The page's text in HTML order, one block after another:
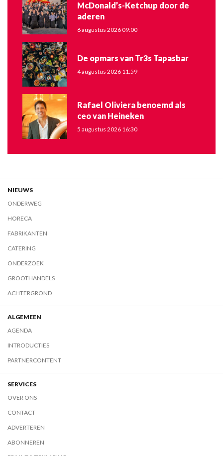
McDonald’s-Ketchup door de
aderen
6 augustus 2026 09:00
De opmars van Tr3s Tapasbar
4 augustus 2026 11:59
Rafael Oliviera benoemd als
ceo van Heineken
5 augustus 2026 16:30
NIEUWS
ONDERWEG
HORECA
FABRIKANTEN
CATERING
ONDERZOEK
GROOTHANDELS
ACHTERGROND
ALGEMEEN
AGENDA
INTRODUCTIES
PARTNERCONTENT
SERVICES
OVER ONS
CONTACT
ADVERTEREN
ABONNEREN